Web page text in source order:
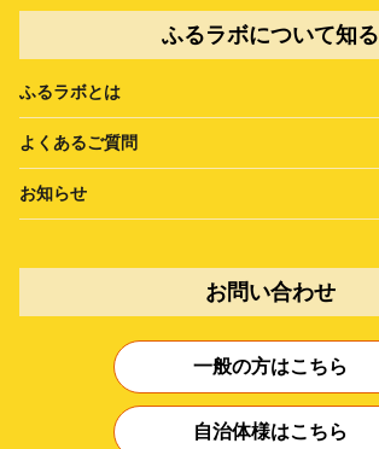
ふるラボについて知る
ふるラボとは
よくあるご質問
お知らせ
お問い合わせ
一般の方はこちら
自治体様はこちら